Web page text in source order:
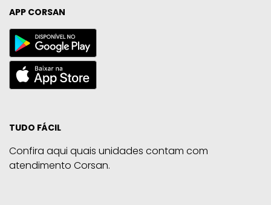
APP CORSAN
TUDO FÁCIL
Confira aqui quais unidades contam com
atendimento Corsan.